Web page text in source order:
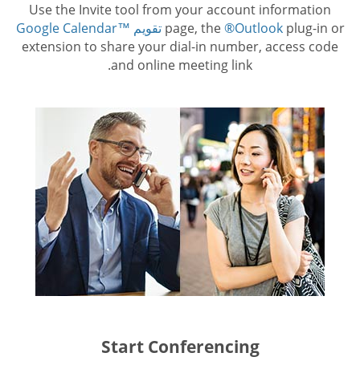
Use the Invite tool from your account information
page, the®Outlookplug-in or
تقويم ™Google Calendar
extension to share your dial-in number, access code
and online meeting link.
Start Conferencing